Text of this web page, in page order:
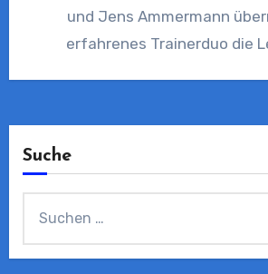
und Jens Ammermann
erfahrenes Trainerduo die
Suche